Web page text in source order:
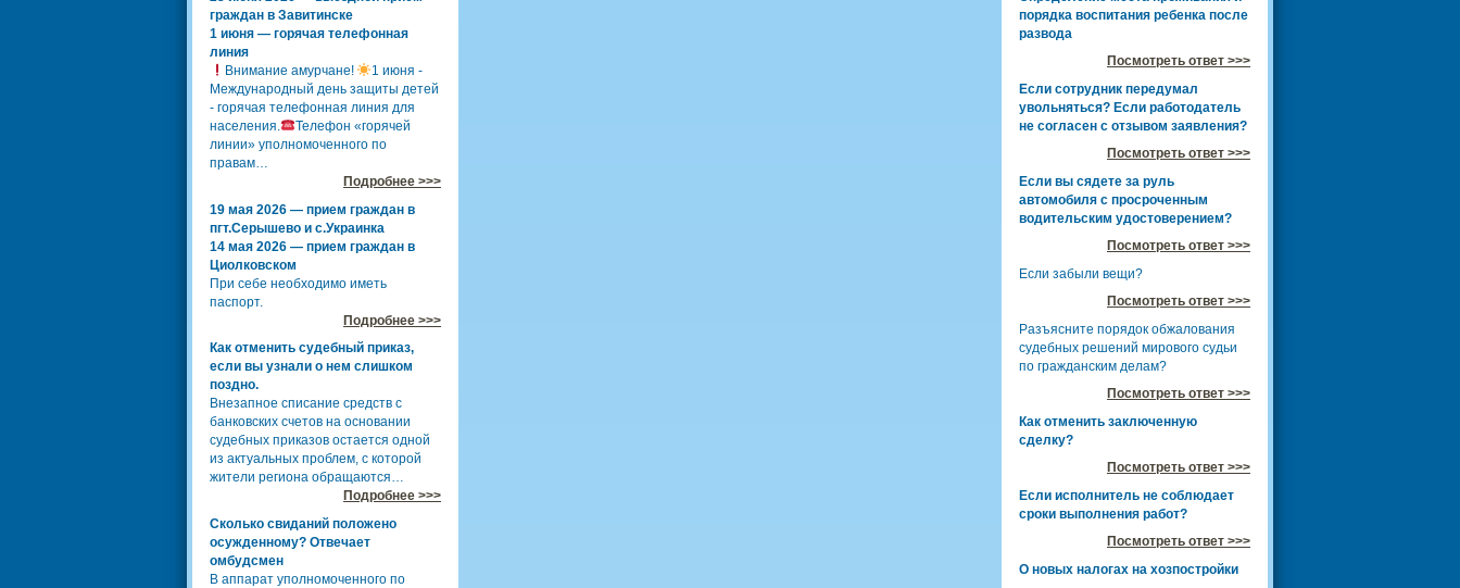
граждан в Завитинске
1 июня — горячая телефонная
линия
Внимание амурчане!
1 июня -
Международный день защиты детей
- горячая телефонная линия для
населения.
Телефон «горячей
линии» уполномоченного по
правам…
Подробнее >>>
19 мая 2026 — прием граждан в
пгт.Серышево и с.Украинка
14 мая 2026 — прием граждан в
Циолковском
При себе необходимо иметь
паспорт.
Подробнее >>>
Как отменить судебный приказ,
если вы узнали о нем слишком
поздно.
Внезапное списание средств с
банковских счетов на основании
судебных приказов остается одной
из актуальных проблем, с которой
жители региона обращаются…
Подробнее >>>
Сколько свиданий положено
осужденному? Отвечает
омбудсмен
В аппарат уполномоченного по
порядка воспитания ребенка после
развода
Посмотреть ответ >>>
Если сотрудник передумал
увольняться? Если работодатель
не согласен с отзывом заявления?
Посмотреть ответ >>>
Если вы сядете за руль
автомобиля с просроченным
водительским удостоверением?
Посмотреть ответ >>>
Если забыли вещи?
Посмотреть ответ >>>
Разъясните порядок обжалования
судебных решений мирового судьи
по гражданским делам?
Посмотреть ответ >>>
Как отменить заключенную
сделку?
Посмотреть ответ >>>
Если исполнитель не соблюдает
сроки выполнения работ?
Посмотреть ответ >>>
О новых налогах на хозпостройки